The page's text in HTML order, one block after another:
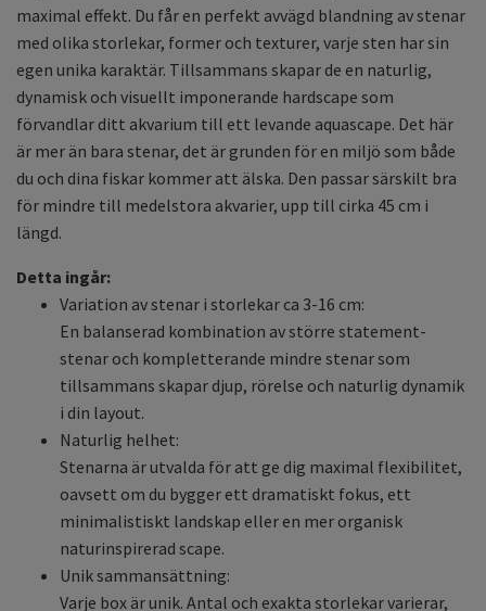
maximal effekt. Du får en perfekt avvägd blandning av stenar
med olika storlekar, former och texturer, varje sten har sin
egen unika karaktär. Tillsammans skapar de en naturlig,
dynamisk och visuellt imponerande hardscape som
förvandlar ditt akvarium till ett levande aquascape. Det här
är mer än bara stenar, det är grunden för en miljö som både
du och dina fiskar kommer att älska. Den passar särskilt bra
för mindre till medelstora akvarier, upp till cirka 45 cm i
längd.
Detta ingår:
Variation av stenar i storlekar ca 3-16 cm:
En balanserad kombination av större statement-
stenar och kompletterande mindre stenar som
tillsammans skapar djup, rörelse och naturlig dynamik
i din layout.
Naturlig helhet:
Stenarna är utvalda för att ge dig maximal flexibilitet,
oavsett om du bygger ett dramatiskt fokus, ett
minimalistiskt landskap eller en mer organisk
naturinspirerad scape.
Unik sammansättning:
Varje box är unik. Antal och exakta storlekar varierar,